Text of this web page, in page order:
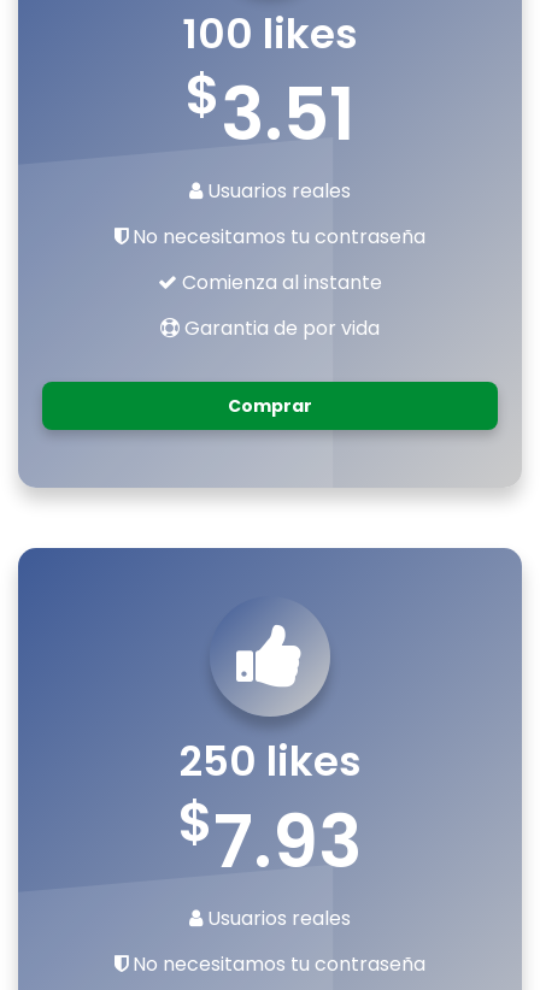
100 likes
$3.51
Usuarios reales
No necesitamos tu contraseña
Comienza al instante
Garantia de por vida
Comprar
250 likes
$7.93
Usuarios reales
No necesitamos tu contraseña